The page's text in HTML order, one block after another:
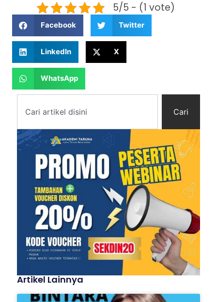
5/5 - (1 vote)
Facebook Twitter
LinkedIn X
WhatsApp
Cari
Artikel Lainnya